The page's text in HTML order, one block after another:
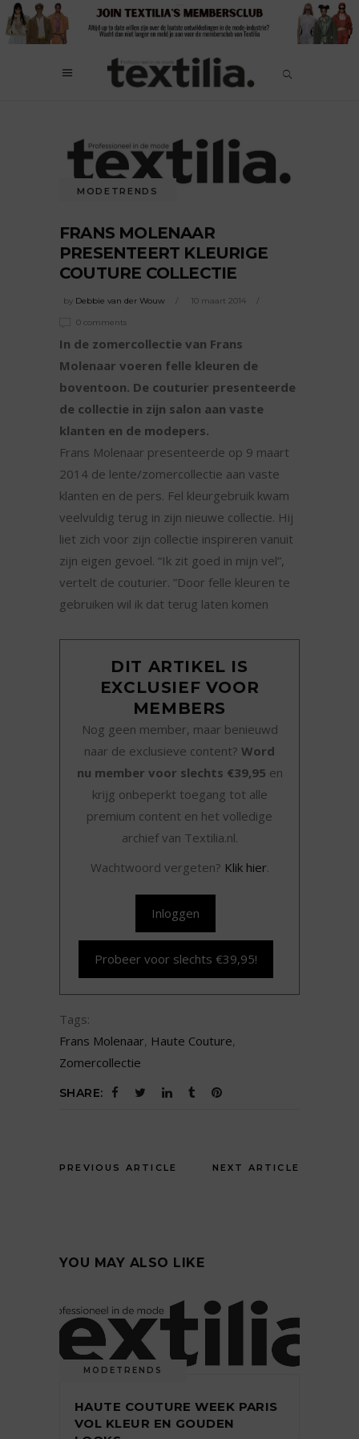
MODETRENDS
FRANS MOLENAAR
PRESENTEERT KLEURIGE
COUTURE COLLECTIE
by Debbie van der Wouw 10 maart 2014
0 comments
In de zomercollectie van Frans
Molenaar voeren felle kleuren de
boventoon. De couturier presenteerde
de collectie in zijn salon aan vaste
klanten en de modepers.
Frans Molenaar presenteerde op 9 maart
2014 de lente/zomercollectie aan vaste
klanten en de pers. Fel kleurgebruik kwam
veelvuldig terug in zijn nieuwe collectie. Hij
liet zich voor zijn collectie inspireren vanuit
zijn eigen gevoel. “Ik zit goed in mijn vel”,
vertelt de couturier. ”Door felle kleuren te
gebruiken wil ik dat terug laten komen
DIT ARTIKEL IS
EXCLUSIEF VOOR
MEMBERS
Nog geen member, maar benieuwd
naar de exclusieve content? Word
nu member voor slechts €39,95 en
krijg onbeperkt toegang tot alle
premium content en het volledige
archief van Textilia.nl.
Wachtwoord vergeten? Klik hier.
Inloggen
Probeer voor slechts €39,95!
Tags:
Frans Molenaar, Haute Couture,
Zomercollectie
SHARE:
PREVIOUS ARTICLE NEXT ARTICLE
YOU MAY ALSO LIKE
MODETRENDS
HAUTE COUTURE WEEK PARIS
VOL KLEUR EN GOUDEN